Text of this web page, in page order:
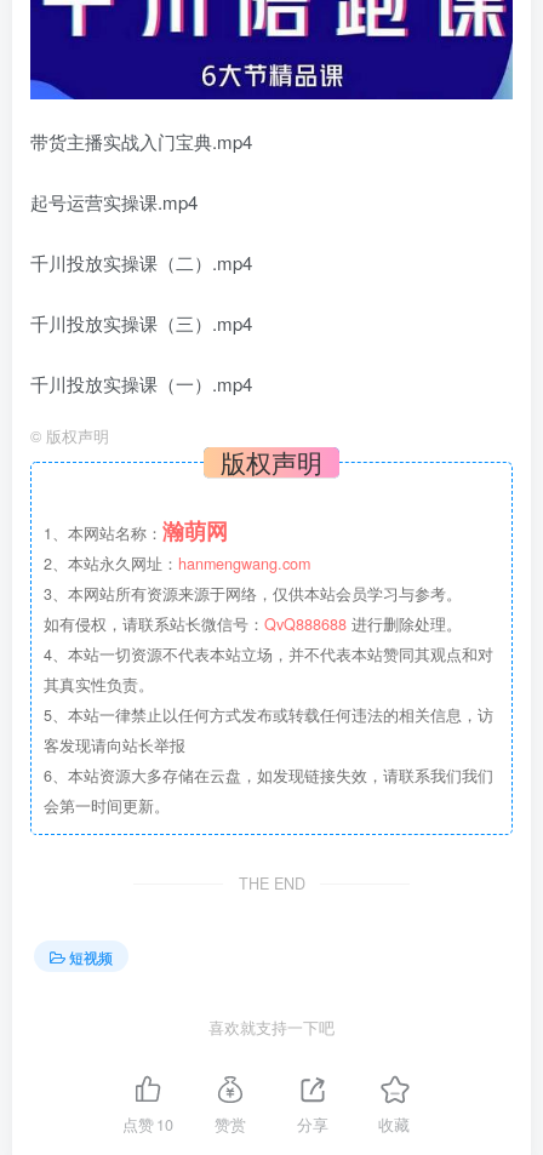
带货主播实战入门宝典.mp4
起号运营实操课.mp4
千川投放实操课（二）.mp4
千川投放实操课（三）.mp4
千川投放实操课（一）.mp4
© 版权声明
版权声明
1、本网站名称： 瀚萌网
2、本站永久网址： hanmengwang.com
3、本网站所有资源来源于网络，仅供本站会员学习与参考。
如有侵权，请联系站长微信号： QvQ888688 进行删除处理。
4、本站一切资源不代表本站立场，并不代表本站赞同其观点和对
其真实性负责。
5、本站一律禁止以任何方式发布或转载任何违法的相关信息，访
客发现请向站长举报
6、本站资源大多存储在云盘，如发现链接失效，请联系我们我们
会第一时间更新。
THE END
短视频
喜欢就支持一下吧
点赞10 赞赏 分享 收藏